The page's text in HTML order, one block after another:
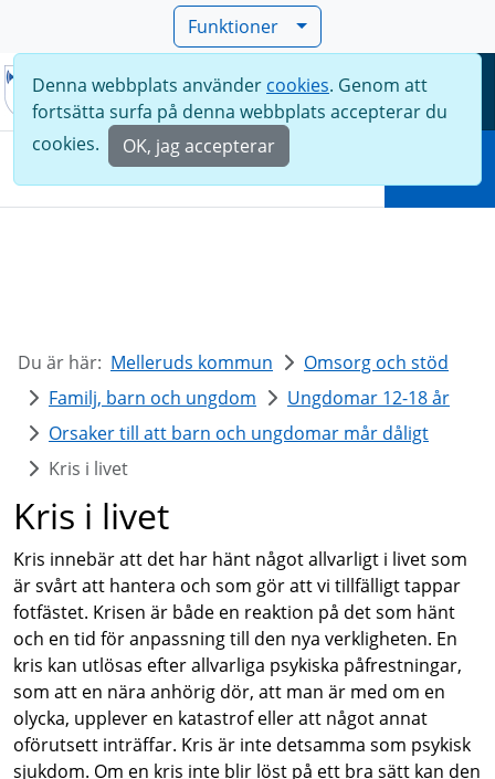
Funktioner
Meny
Denna webbplats använder cookies. Genom att
fortsätta surfa på denna webbplats accepterar du
cookies.
OK, jag accepterar
Du är här: Melleruds kommun
Omsorg och stöd
Familj, barn och ungdom
Ungdomar 12-18 år
Orsaker till att barn och ungdomar mår dåligt
Kris i livet
Kris i livet
Kris innebär att det har hänt något allvarligt i livet som
är svårt att hantera och som gör att vi tillfälligt tappar
fotfästet. Krisen är både en reaktion på det som hänt
och en tid för anpassning till den nya verkligheten. En
kris kan utlösas efter allvarliga psykiska påfrestningar,
som att en nära anhörig dör, att man är med om en
olycka, upplever en katastrof eller att något annat
oförutsett inträffar. Kris är inte detsamma som psykisk
sjukdom. Om en kris inte blir löst på ett bra sätt kan den